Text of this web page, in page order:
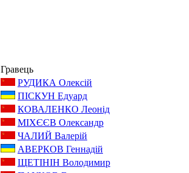
Гравець
РУДИКА Олексій
ПІСКУН Едуард
КОВАЛЕНКО Леонід
МІХЄЄВ Олександр
ЧАЛИЙ Валерій
АВЕРКОВ Геннадій
ЩЕТІНІН Володимир